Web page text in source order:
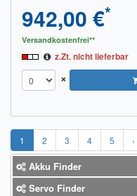
942,00 €*
Versandkostenfrei**
z.Zt. nicht lieferbar
×
1 2 3 4 5 ›
Akku Finder
Servo Finder